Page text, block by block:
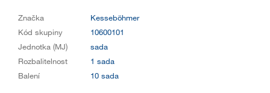
Značka
Kesseböhmer
Kód skupiny
10600101
Jednotka (MJ)
sada
Rozbalitelnost
1 sada
Balení
10 sada